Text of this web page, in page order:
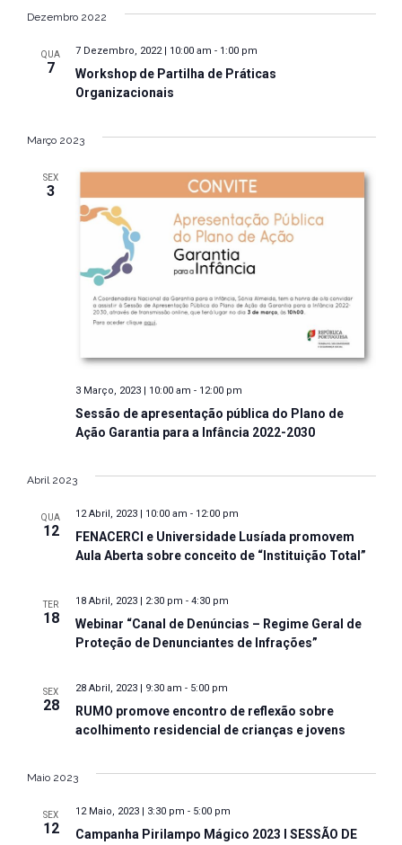
a
d
ç
ç
v
E
o
Dezembro 2022
QUA
7
Workshop de Partilha de Práticas
Organizacionais
7 Dezembro, 2022 | 10:00 am - 1:00 pm
Março 2023
SEX
3
Sessão de apresentação pública do Plano de
Ação Garantia para a Infância 2022-2030
3 Março, 2023 | 10:00 am - 12:00 pm
Abril 2023
QUA
12
FENACERCI e Universidade Lusíada promovem
Aula Aberta sobre conceito de “Instituição Total”
12 Abril, 2023 | 10:00 am - 12:00 pm
TER
18
Webinar “Canal de Denúncias – Regime Geral de
Proteção de Denunciantes de Infrações”
18 Abril, 2023 | 2:30 pm - 4:30 pm
SEX
28
RUMO promove encontro de reflexão sobre
acolhimento residencial de crianças e jovens
28 Abril, 2023 | 9:30 am - 5:00 pm
Maio 2023
SEX
12
Campanha Pirilampo Mágico 2023 I SESSÃO DE
12 Maio, 2023 | 3:30 pm - 5:00 pm